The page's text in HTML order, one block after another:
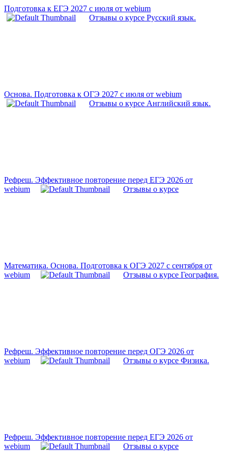
Подготовка к ЕГЭ 2027 с июля от webium
Отзывы о курсе Русский язык.
Основа. Подготовка к ОГЭ 2027 с июля от webium
Отзывы о курсе Английский язык.
Рефреш. Эффективное повторение перед ЕГЭ 2026 от
webium
Отзывы о курсе
Математика. Основа. Подготовка к ОГЭ 2027 с сентября от
webium
Отзывы о курсе География.
Рефреш. Эффективное повторение перед ОГЭ 2026 от
webium
Отзывы о курсе Физика.
Рефреш. Эффективное повторение перед ЕГЭ 2026 от
webium
Отзывы о курсе